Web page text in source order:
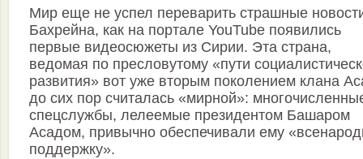
Мир еще не успел переварить страшные
Бахрейна, как на портале YouTube появились
первые видеосюжеты из Сирии. Эта страна,
ведомая по пресловутому «пути
развития» вот уже вторым поколением клана
до сих пор считалась «мирной»:
спецслужбы, лелеемые президентом Башаром
Асадом, привычно обеспечивали ему
поддержку».